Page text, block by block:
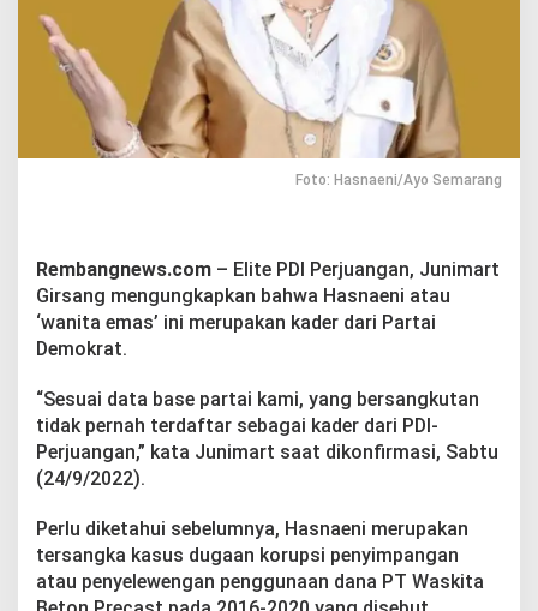
S
e
u
a
n
i
‘
W
i
a
E
s
’
d
a
Foto: Hasnaeni/Ayo Semarang
Rembangnews.com – Elite PDI Perjuangan, Junimart
Girsang mengungkapkan bahwa Hasnaeni atau
‘wanita emas’ ini merupakan kader dari Partai
Demokrat.
“Sesuai data base partai kami, yang bersangkutan
tidak pernah terdaftar sebagai kader dari PDI-
Perjuangan,” kata Junimart saat dikonfirmasi, Sabtu
(24/9/2022).
Perlu diketahui sebelumnya, Hasnaeni merupakan
tersangka kasus dugaan korupsi penyimpangan
atau penyelewengan penggunaan dana PT Waskita